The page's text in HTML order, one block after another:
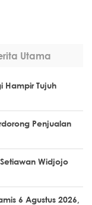
Utama
Hampir Tujuh
Penjualan
Widjojo
6 Agustus 2026,